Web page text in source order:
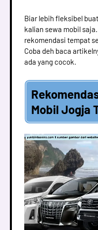
Biar lebih fleksibel
kalian sewa mobil
rekomendasi tempat
Coba deh baca
ada yang cocok.
Mobil Jogja